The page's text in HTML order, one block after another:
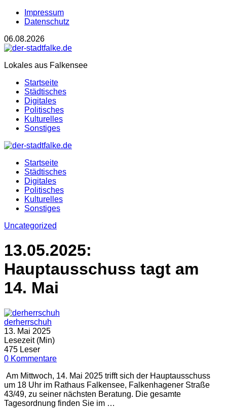
Impressum
Datenschutz
06.08.2026
Lokales aus Falkensee
Startseite
Städtisches
Digitales
Politisches
Kulturelles
Sonstiges
Startseite
Städtisches
Digitales
Politisches
Kulturelles
Sonstiges
Uncategorized
13.05.2025:
Hauptausschuss tagt am
14. Mai
derherrschuh
13. Mai 2025
Lesezeit (Min)
475 Leser
0 Kommentare
Am Mittwoch, 14. Mai 2025 trifft sich der Hauptausschuss
um 18 Uhr im Rathaus Falkensee, Falkenhagener Straße
43/49, zu seiner nächsten Beratung. Die gesamte
Tagesordnung finden Sie im …